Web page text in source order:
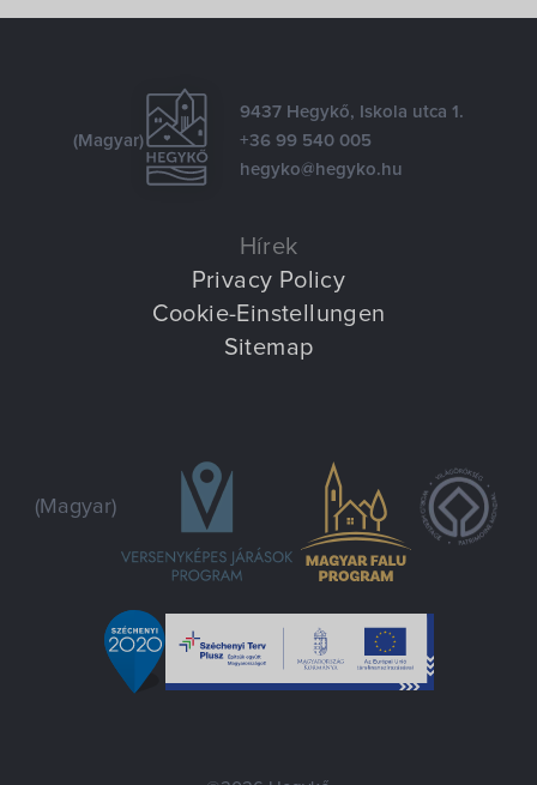
(Magyar)
9437 Hegykő, Iskola utca 1.
+36 99 540 005
hegyko@hegyko.hu
Hírek
Privacy Policy
Cookie-Einstellungen
Sitemap
(Magyar)